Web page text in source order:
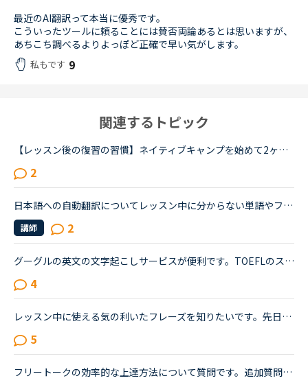
最近のAI翻訳って本当に優秀です。
こういったツールに頼ることには賛否両論あるとは思いますが、
あちこち調べるよりよっぽど正確で早い気がします。
私もです 9
関連するトピック
【レッスン後の復習の習慣】ネイティブキャンプを始めて2ヶ月程です。皆さんは、レッスン後の復習を、いつ、どれくらいの時間をかけてやっていらっしゃいますか？新たに知ったフレーズを見返したり、言えなかった...
2
日本語への自動翻訳についてレッスン中に分からない単語やフレーズがあった時、もっとも速く正確な日本語訳を自分で調べて知る方法は何だと思いますか？NCの教材で採用しているgoogle翻訳、何だかんだで1番利用し...
講師 2
グーグルの英文の文字起こしサービスが便利です。TOEFLのスピーキングパートなどで、自分が話したワード数が気になると思いますが、録音したものを書き起こすのはけっこう大変です。 ご存知の方もいらっしゃると...
4
レッスン中に使える気の利いたフレーズを知りたいです。先日知り合い（英語が母国語、推定40歳）が「年齢、聞かないで～」みたいな話の続きで、&quot;I am twenty years old, season 2.&quot;と冗談めかして言っ...
5
フリートークの効率的な上達方法について質問です。追加質問の為、コメントに投稿致しました。私はこれまで、Callan、SIDE by SIDE、文法等インプット中心の教材で約1年ほど受講してきましたが、今後はフリートー...